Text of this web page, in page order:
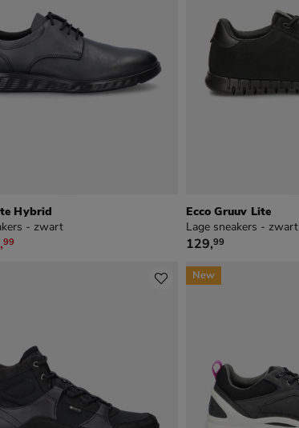
Hybrid
- zwart
voor € 97,99
,99
Ecco Gruuv Lite
Lage sneakers - zwart
€ 129,99
129,99
New